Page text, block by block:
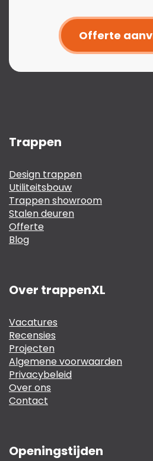
Offerte
Trappen
Design trappen
Utiliteitsbouw
Trappen showroom
Stalen deuren
Offerte
Blog
Over trappenXL
Vacatures
Recensies
Projecten
Algemene voorwaarden
Privacybeleid
Over ons
Contact
Openingstijden